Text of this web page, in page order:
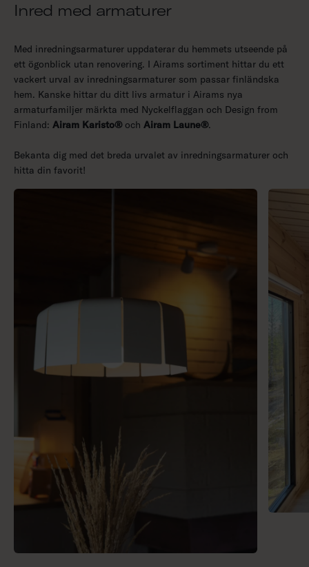
e
Inred med armaturer
Med inredningsarmaturer uppdaterar du hemmets utseende på
ett ögonblick utan renovering. I Airams sortiment hittar du ett
vackert urval av inredningsarmaturer som passar finländska
hem. Kanske hittar du ditt livs armatur i Airams nya
armaturfamiljer märkta med Nyckelflaggan och Design from
Finland: Airam Karisto® och Airam Laune®.
Bekanta dig med det breda urvalet av inredningsarmaturer och
hitta din favorit!